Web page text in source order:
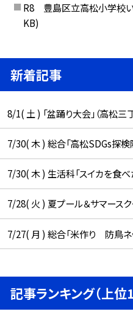
R8 豊島区立高松小学校
KB)
新着記事
8/1( 土 ) 「盆踊り大会」（高松三
7/30( 木 ) 総合「高松SDGs探検
7/30( 木 ) 生活科「スイカを食べ
7/28( 火 ) 夏プール＆サマースク
7/27( 月 ) 総合「米作り 防鳥ネッ
記事ランキング（上位